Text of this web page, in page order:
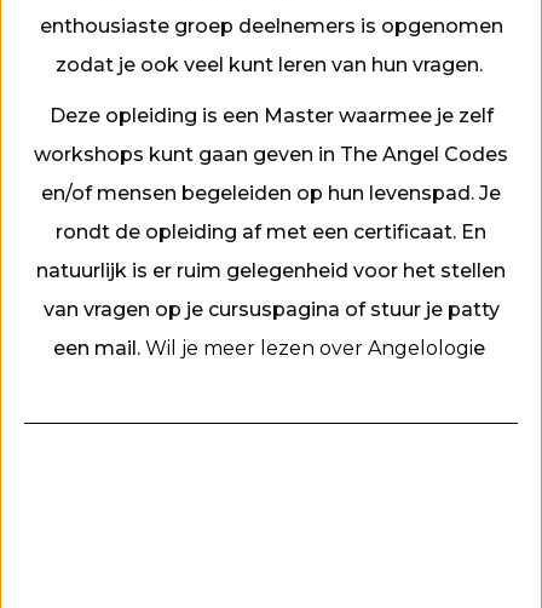
enthousiaste groep deelnemers is opgenomen
zodat je ook veel kunt leren van hun vragen.
Deze opleiding is een Master waarmee je zelf
workshops kunt gaan geven in The Angel Codes
en/of mensen begeleiden op hun levenspad. Je
rondt de opleiding af met een certificaat. En
natuurlijk is er ruim gelegenheid voor het stellen
van vragen op je cursuspagina of stuur je patty
een mail. Wil je meer lezen over Angelologie